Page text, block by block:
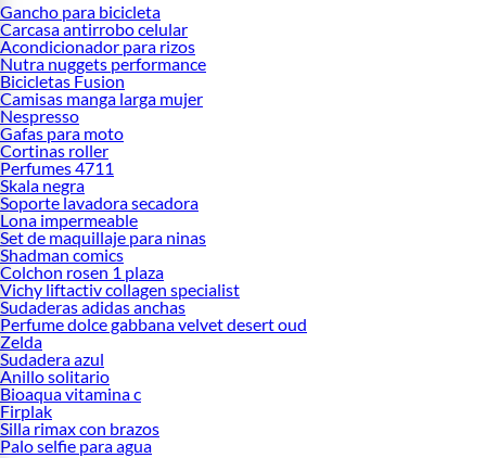
Gancho para bicicleta
Carcasa antirrobo celular
Acondicionador para rizos
Nutra nuggets performance
Bicicletas Fusion
Camisas manga larga mujer
Nespresso
Gafas para moto
Cortinas roller
Perfumes 4711
Skala negra
Soporte lavadora secadora
Lona impermeable
Set de maquillaje para ninas
Shadman comics
Colchon rosen 1 plaza
Vichy liftactiv collagen specialist
Sudaderas adidas anchas
Perfume dolce gabbana velvet desert oud
Zelda
Sudadera azul
Anillo solitario
Bioaqua vitamina c
Firplak
Silla rimax con brazos
Palo selfie para agua